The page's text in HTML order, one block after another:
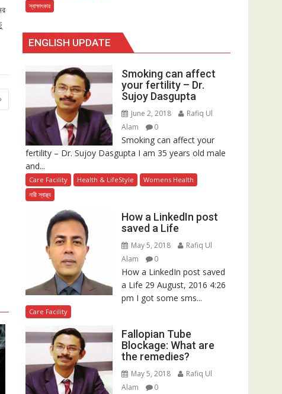
স্বাক্ষাৎকার
ENGLISH UPDATE
Smoking can affect
your fertility – Dr.
Sujoy Dasgupta
June 2, 2018
Rafiq Ul
Alam
0
Smoking can affect your
fertility – Dr. Sujoy Dasgupta I am 35 years old male
and...
Care Facility Health & LifeStyle
Womens Health
নারী স্বাস্থ্য
How a LinkedIn post
saved a Life
May 5, 2018
Rafiq Ul
Alam
0
How a LinkedIn post saved
a Life 29 August, 2016 4:26
pm I got some sms...
Care Facility
Fallopian Tube
Blockage: What are
the remedies?
May 5, 2018
Rafiq Ul
Alam
0